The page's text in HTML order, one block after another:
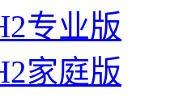
专业版
家庭版